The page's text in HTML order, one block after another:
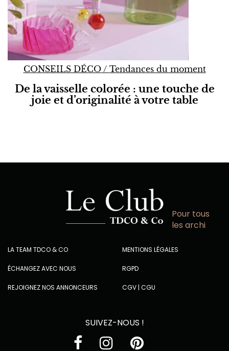
CONSEILS DÉCO/ Tendances du moment
De la vaisselle colorée : une touche de
joie et d’originalité à votre table
LA TEAM TDCO & CO
ÉCHANGEZ AVEC NOUS
REJOIGNEZ NOS ANNONCEURS
MENTIONS LÉGALES
RGPD
CGV | CGU
SUIVEZ-NOUS !
Pour tous
les archi